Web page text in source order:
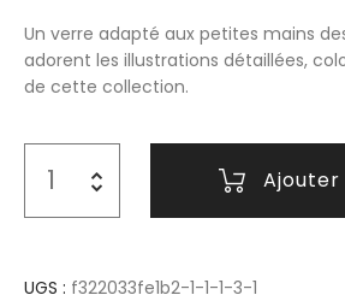
Un verre adapté aux petites mains
adorent les illustrations détaillées,
de cette collection.
Ajouter
UGS : f322033fe1b2-1-1-1-3-1